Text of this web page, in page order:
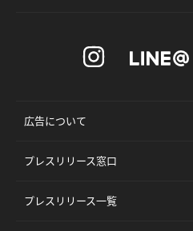
広告について
プレスリリース窓口
プレスリリース一覧